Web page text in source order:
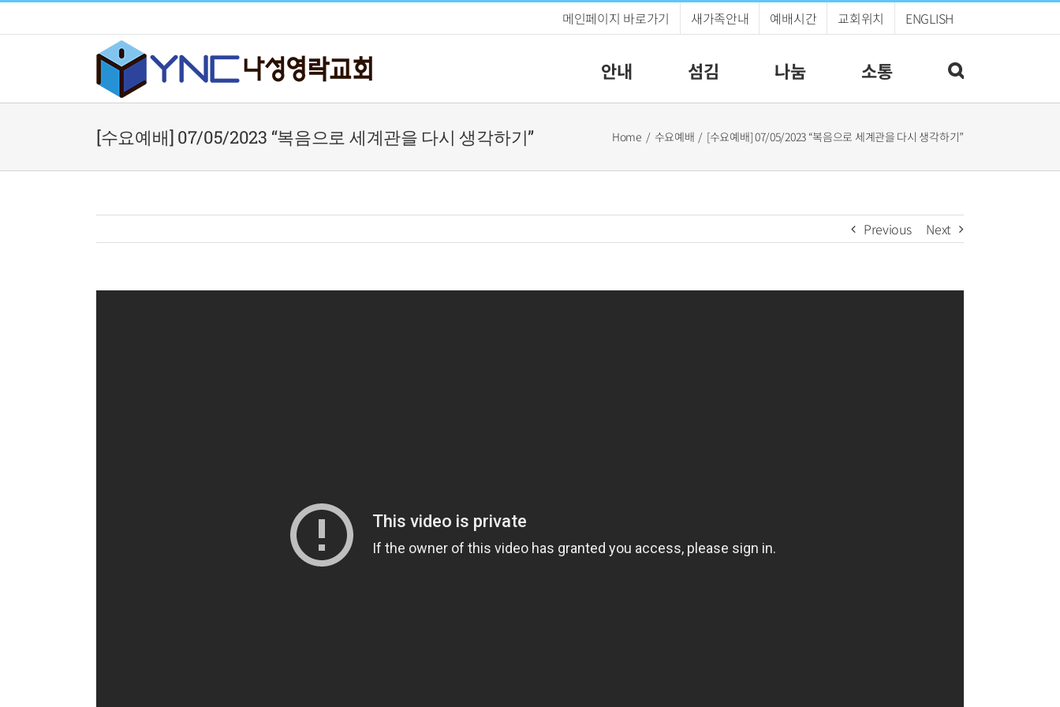
to
메인페이지 바로가기 새가족안내 예배시간 교회위치 ENGLISH
안내 섬김 나눔 소통
[수요예배] 07/05/2023 “복음으로 세계관을 다시 생각하기” Home 수요예배 [수요예배] 07/05/2023 “복음으로 세계관을 다시 생각하기”
Previous Next